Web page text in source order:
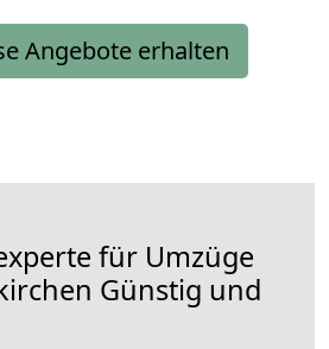
Angebote erhalten
für Umzüge
Günstig und